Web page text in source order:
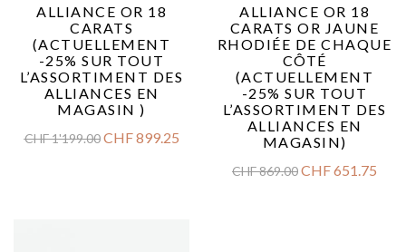
ALLIANCE OR 18
CARATS
(ACTUELLEMENT
-25% SUR TOUT
L’ASSORTIMENT DES
ALLIANCES EN
MAGASIN )
CHF1'199.00 CHF899.25
ALLIANCE OR 18
CARATS OR JAUNE
RHODIÉE DE CHAQUE
CÔTÉ
(ACTUELLEMENT
-25% SUR TOUT
L’ASSORTIMENT DES
ALLIANCES EN
MAGASIN)
CHF869.00CHF651.75